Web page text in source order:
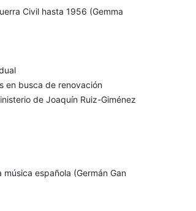
Civil hasta 1956 (Gemma
en busca de renovación
de Joaquín Ruiz-Giménez
española (Germán Gan